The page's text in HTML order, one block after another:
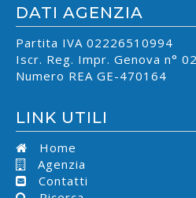
DATI AGENZIA
Partita IVA 02226510994
Iscr. Reg. Impr. Genova n°
Numero REA GE-470164
LINK UTILI
Home
Agenzia
Contatti